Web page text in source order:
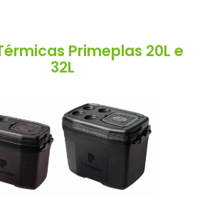
Primeplas 20L e
32L